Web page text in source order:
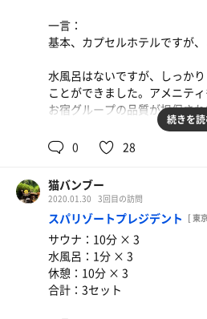
一言：
基本、カプセルホテルですが
水風呂はないですが、しっか
ことができました。アメニテ
お宿グループの品質が担保され
カプセルホテルの部屋もありま
こともできました。
続きを
0 28
猫バンブー
2020.01.30 3回目の訪問
スパリゾートプレジデント [ 東
サウナ：10分 × 3
水風呂：1分 × 3
休憩：10分 × 3
合計：3セット